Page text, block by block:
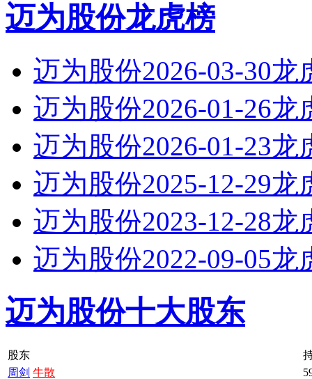
迈为股份龙虎榜
迈为股份2026-03-30龙
迈为股份2026-01-26龙
迈为股份2026-01-23龙
迈为股份2025-12-29龙
迈为股份2023-12-28龙
迈为股份2022-09-05龙
迈为股份十大股东
股东
周剑 牛散